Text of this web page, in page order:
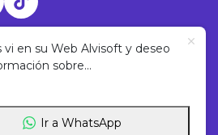
Oficina 1803 -
vi en su Web Alvisoft y deseo
sobre...
Ir a WhatsApp